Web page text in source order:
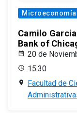
Camilo
Bank of
20 de
15:30
Facultad de